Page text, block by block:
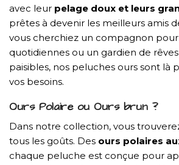
avec leur pelage doux et leurs
prêtes à devenir les meilleurs amis
vous cherchiez un compagnon
quotidiennes ou un gardien de
paisibles, nos peluches ours sont là
vos besoins.
Ours Polaire ou Ours brun ?
Dans notre collection, vous
tous les goûts. Des ours polaires
chaque peluche est conçue pour